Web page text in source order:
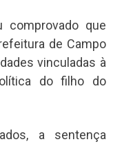
comprovado que
de Campo
vinculadas à
do filho do
a sentença